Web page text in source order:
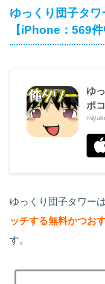
ゆっくり団子タ
【iPhone：569
ゆ
ポ
ゆっくり団子タワーは
ッチする無料かつお
す。